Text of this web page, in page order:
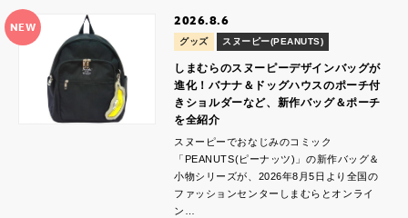
NEW 2026.8.6
グッズ スヌーピー(PEANUTS)
しまむらのスヌーピーデザインバッグが
進化！バナナ＆ドッグハウスのポーチ付
きショルダーなど、新作バッグ＆ポーチ
を全紹介
スヌーピーでおなじみのコミック
「PEANUTS(ピーナッツ)」の新作バッグ＆
小物シリーズが、2026年8月5日より全国の
ファッションセンターしまむらとオンライ
ン…